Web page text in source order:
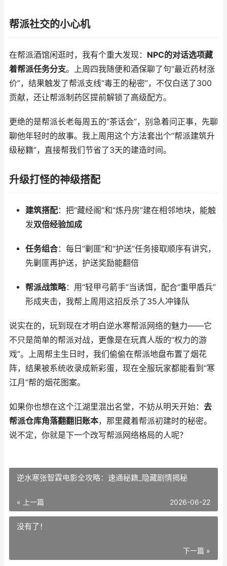
帮派社交的小心机
在帮派酒馆闲逛时，我有个重大发现： NPC的对话选项藏
着帮派任务分支。上周四我随便和酒保聊了句“最近药材涨
价”，结果触发了帮派支线“毒王的秘密”，不仅白送了300
贡献，还让帮派制药区提前解锁了高级配方。
更绝的是帮派长老每周五的“茶话会”，别急着问正事，先聊
聊他年轻时的故事。我上周用这个方法套出个“帮派建筑升
级秘籍”，直接帮我们节省了3天的建造时间。
升级打怪的神级搭配
建筑搭配：把“藏经阁”和“炼丹房”建在相邻地块，能触
发双倍经验加成
任务组合：每日“剿匪”和“护送”任务接取顺序有讲究，
先剿匪再护送，护送奖励能翻倍
帮派战策略：用“轻甲弓箭手”当诱饵，配合“重甲盾兵”
形成夹击，我帮上周用这招反杀了35人冲锋队
说实在的，玩到现在才明白逆水寒帮派网络的魅力——它
不只是简单的帮派对战，更像是在玩真人版的“权力的游
戏”。上周帮主生日时，我们偷偷在帮派地盘布置了烟花
阵，结果被系统收录成新彩蛋，现在全服玩家都能看到“寒
江月”帮的烟花图案。
如果你也想在这个江湖里混出名堂，不妨从明天开始： 去
帮派仓库角落翻翻旧账本，那里藏着帮派初建时的秘密。
说不定，你就是下一个改写帮派网络格局的人呢？
逆水寒张智霖电影全攻略：速通秘籍_隐藏剧情揭秘
« 上一篇 2026-06-22
没有了！
下一篇 »